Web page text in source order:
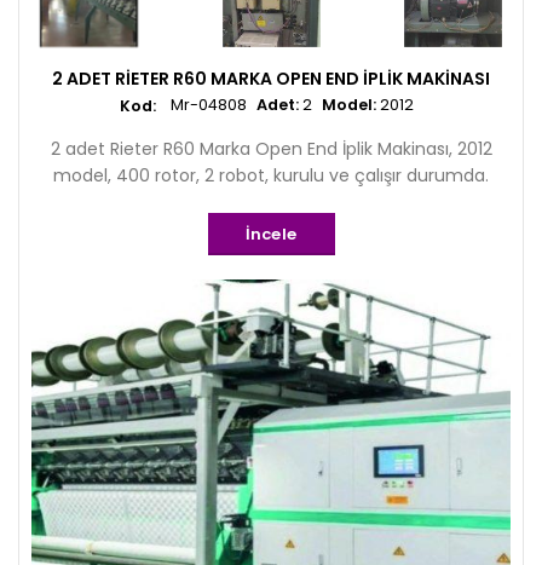
2 ADET RIETER R60 MARKA OPEN END İPLIK MAKINASI
Adet:2 Model:2012
Mr-04808
2 adet Rieter R60 Marka Open End İplik Makinası, 2012
model, 400 rotor, 2 robot, kurulu ve çalışır durumda.
İncele